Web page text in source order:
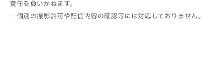
責任を負いかねます。
・個別の撮影許可や配信内容の確認等には対応しておりません。